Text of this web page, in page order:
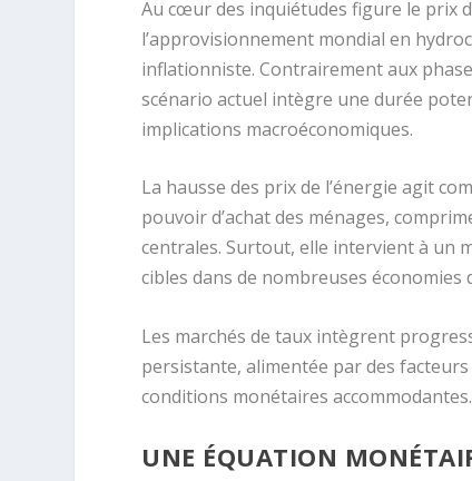
Au cœur des inquiétudes figure le prix
l’approvisionnement mondial en
inflationniste. Contrairement aux
scénario actuel intègre une durée
implications macroéconomiques.
La hausse des prix de l’énergie agit
pouvoir d’achat des ménages,
centrales. Surtout, elle intervient à un
cibles dans de nombreuses économies
Les marchés de taux intègrent
persistante, alimentée par des
conditions monétaires accommodantes.
UNE ÉQUATION